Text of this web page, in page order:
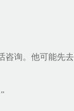
咨询。他可能先去